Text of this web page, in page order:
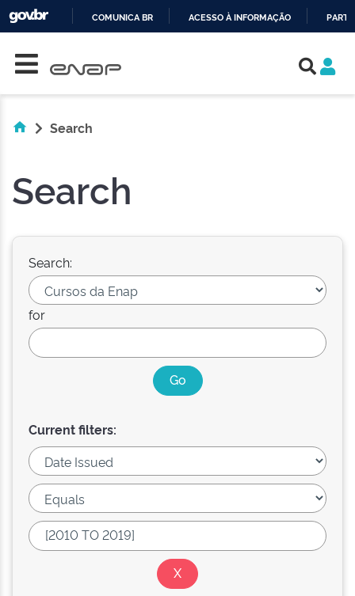
COMUNICA BR ACESSO À INFORMAÇÃO
Search
Search
Search:
for
Current filters: